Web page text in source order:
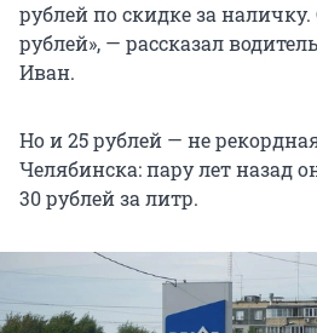
рублей по скидке за
рублей», — рассказал
Иван.
Но и 25 рублей — не
Челябинска: пару лет назад
30 рублейза литр.